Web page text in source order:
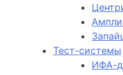
Тест-системы
ИФА-